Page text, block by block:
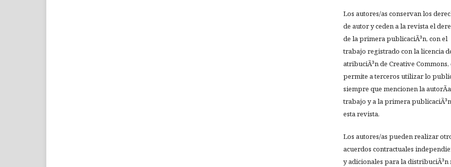
Los autores/as conservan los
de autor y ceden a la revista el
de la primera publicaciÃ³n, con el
trabajo registrado con la licencia
atribuciÃ³n de Creative Commons,
permite a terceros utilizar lo
siempre que mencionen la
trabajo y a la primera
esta revista.
Los autores/as pueden realizar
acuerdos contractuales
y adicionales para la distribuciÃ³n